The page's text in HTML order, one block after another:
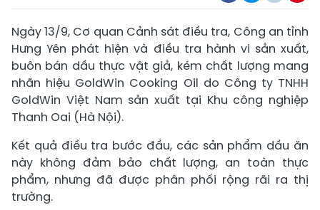
Ngày 13/9, Cơ quan Cảnh sát điều tra, Công an tỉnh
Hưng Yên phát hiện và điều tra hành vi sản xuất,
buôn bán dầu thực vật giả, kém chất lượng mang
nhãn hiệu GoldWin Cooking Oil do Công ty TNHH
GoldWin Việt Nam sản xuất tại Khu công nghiệp
Thanh Oai (Hà Nội).
Kết quả điều tra bước đầu, các sản phẩm dầu ăn
này không đảm bảo chất lượng, an toàn thực
phẩm, nhưng đã được phân phối rộng rãi ra thị
trường.